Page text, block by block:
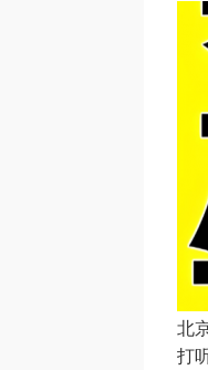
北
打